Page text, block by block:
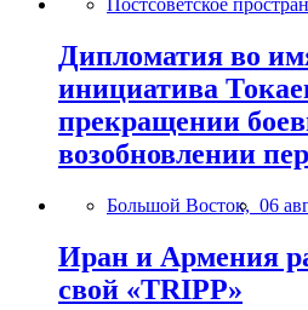
Постсоветское
Дипломатия во
инициатива
прекращении
возобновлении
Большой Восток, 06
Иран и Армения
свой «TRIPP»